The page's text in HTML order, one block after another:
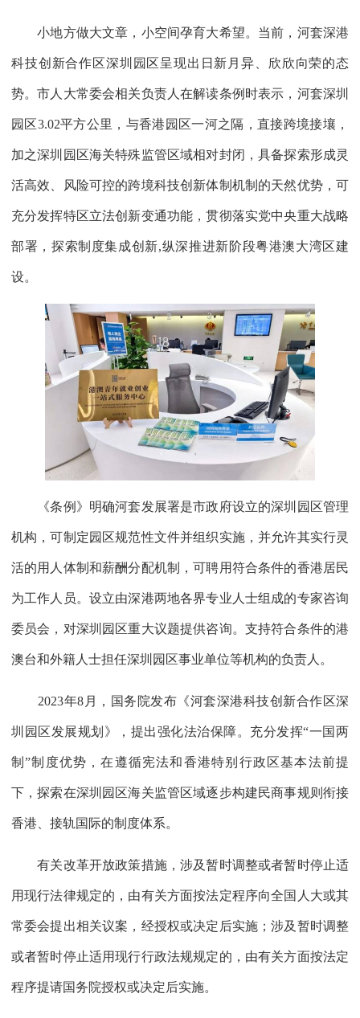
小地方做大文章，小空间孕育大希望。当前，河套深港
科技创新合作区深圳园区呈现出日新月异、欣欣向荣的态
势。市人大常委会相关负责人在解读条例时表示，河套深圳
园区3.02平方公里，与香港园区一河之隔，直接跨境接壤，
加之深圳园区海关特殊监管区域相对封闭，具备探索形成灵
活高效、风险可控的跨境科技创新体制机制的天然优势，可
充分发挥特区立法创新变通功能，贯彻落实党中央重大战略
部署，探索制度集成创新,纵深推进新阶段粤港澳大湾区建
设。
《条例》明确河套发展署是市政府设立的深圳园区管理
机构，可制定园区规范性文件并组织实施，并允许其实行灵
活的用人体制和薪酬分配机制，可聘用符合条件的香港居民
为工作人员。设立由深港两地各界专业人士组成的专家咨询
委员会，对深圳园区重大议题提供咨询。支持符合条件的港
澳台和外籍人士担任深圳园区事业单位等机构的负责人。
2023年8月，国务院发布《河套深港科技创新合作区深
圳园区发展规划》，提出强化法治保障。充分发挥“一国两
制”制度优势，在遵循宪法和香港特别行政区基本法前提
下，探索在深圳园区海关监管区域逐步构建民商事规则衔接
香港、接轨国际的制度体系。
有关改革开放政策措施，涉及暂时调整或者暂时停止适
用现行法律规定的，由有关方面按法定程序向全国人大或其
常委会提出相关议案，经授权或决定后实施；涉及暂时调整
或者暂时停止适用现行行政法规规定的，由有关方面按法定
程序提请国务院授权或决定后实施。